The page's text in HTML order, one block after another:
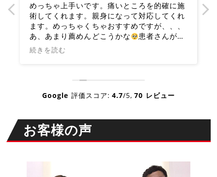
めっちゃ上手いです。痛いところを的確に施
術してくれます。親身になって対応してくれ
ます。めっちゃくちゃおすすめですが、、、
あ、あまり薦めんどこうかな
患者さんが増
えて来れなくなるの困るからね笑笑
続きを読む
Google 評価スコア: 4.7/5, 70 レビュー
お客様の声